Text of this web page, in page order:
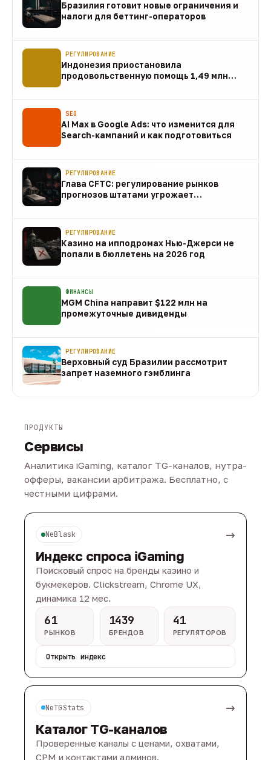
Бразилия готовит новые ограничения и
налоги для беттинг-операторов
РЕГУЛИРОВАНИЕ
Индонезия приостановила
продовольственную помощь 1,49 млн
SEO
AI Max в Google Ads: что изменится для
Search-кампаний и как подготовиться
РЕГУЛИРОВАНИЕ
Глава CFTC: регулирование рынков
прогнозов штатами угрожает
РЕГУЛИРОВАНИЕ
Казино на ипподромах Нью-Джерси не
попали в бюллетень на 2026 год
ФИНАНСЫ
MGM China направит $122 млн на
промежуточные дивиденды
РЕГУЛИРОВАНИЕ
Верховный суд Бразилии рассмотрит
запрет наземного гэмблинга
ПРОДУКТЫ
Сервисы
Аналитика iGaming, каталог TG-каналов, нутра-
офферы, вакансии арбитража. Бесплатно, с
честными цифрами.
NeBlask →
Индекс спроса iGaming
Поисковый спрос на бренды казино и
букмекеров. Clickstream, Chrome UX,
динамика 12 мес.
61
РЫНКОВ
1439
БРЕНДОВ
41
РЕГУЛЯТОРОВ
Открыть индекс
NeTGStats →
Каталог TG-каналов
Проверенные каналы с ценами, охватами,
CPM и контактами админов.